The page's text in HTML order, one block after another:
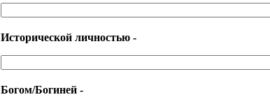
Исторической личностью -
Богом/Богиней -